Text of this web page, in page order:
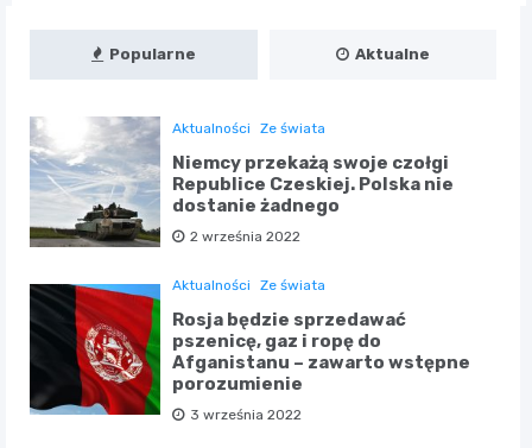
Popularne Aktualne
Aktualności Ze świata
Niemcy przekażą swoje czołgi
Republice Czeskiej. Polska nie
dostanie żadnego
2 września 2022
Aktualności Ze świata
Rosja będzie sprzedawać
pszenicę, gaz i ropę do
Afganistanu – zawarto wstępne
porozumienie
3 września 2022